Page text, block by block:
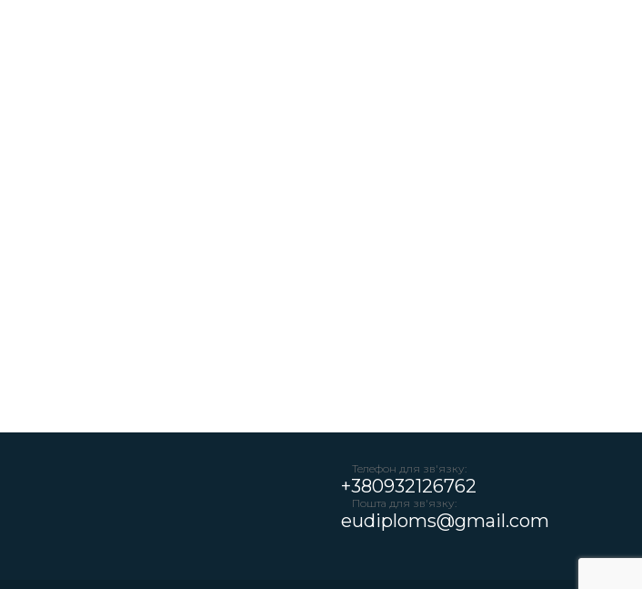
Телефон для зв'язку:
+380932126762
Пошта для зв'язку:
eudiploms@gmail.com